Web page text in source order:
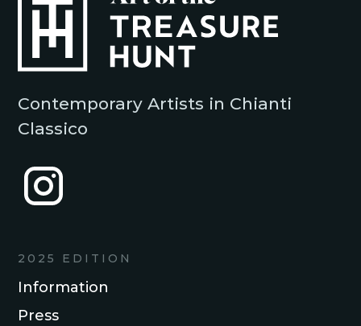
Contemporary Artists in Chianti
Classico
2025 EDITION
Information
Press